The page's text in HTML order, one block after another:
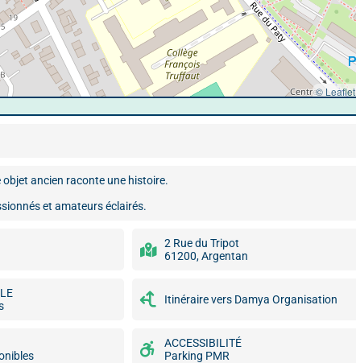
© Leaflet
ancien raconte une histoire.
et amateurs éclairés.
2 Rue du Tripot
61200, Argentan
Itinéraire vers Damya Organisation
ACCESSIBILITÉ
Parking PMR